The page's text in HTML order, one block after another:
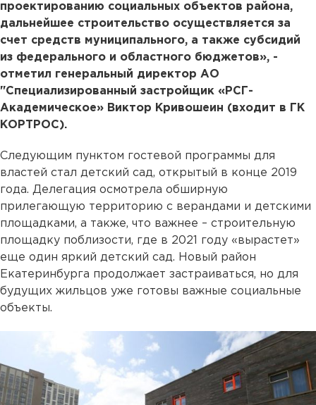
проектированию социальных объектов района,
дальнейшее строительство осуществляется за
счет средств муниципального, а также субсидий
из федерального и областного бюджетов», -
отметил генеральный директор АО
"Специализированный застройщик «РСГ-
Академическое» Виктор Кривошеин (входит в ГК
КОРТРОС).
Следующим пунктом гостевой программы для
властей стал детский сад, открытый в конце 2019
года. Делегация осмотрела обширную
прилегающую территорию с верандами и детскими
площадками, а также, что важнее – строительную
площадку поблизости, где в 2021 году «вырастет»
еще один яркий детский сад. Новый район
Екатеринбурга продолжает застраиваться, но для
будущих жильцов уже готовы важные социальные
объекты.